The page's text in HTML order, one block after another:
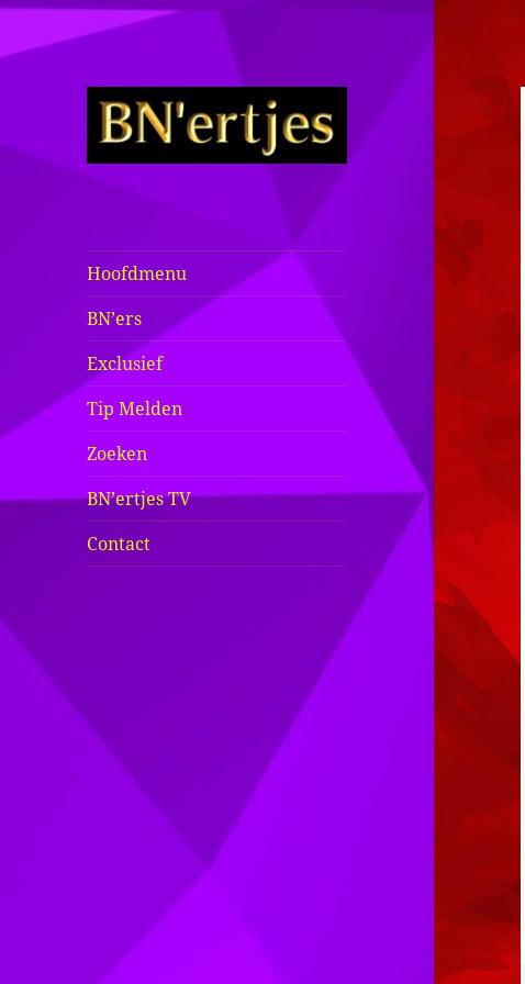
Sexy BN'ers /
Nederlanders
Half Naakt /
Bloot
Hoofdmenu
BN’ers
Exclusief
Tip Melden
Zoeken
BN’ertjes TV
Contact